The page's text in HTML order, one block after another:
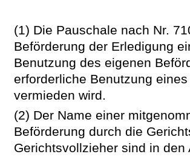
(1) Die Pauschale nach Nr.
Beförderung der Erledigung
Benutzung des eigenen
erforderliche Benutzung
vermieden wird.
(2) Der Name einer
Beförderung durch die
Gerichtsvollzieher sind in